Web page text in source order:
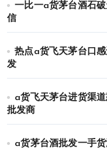
一比一a货茅台酒石
信
热点a货飞天茅台口
发
a货飞天茅台进货渠
批发商
a货茅台酒批发一手